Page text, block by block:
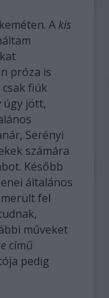
Akis
próza is
fiúk
úgy jött,
Serényi
számára
Később
általános
fel
műveket
című
pedig